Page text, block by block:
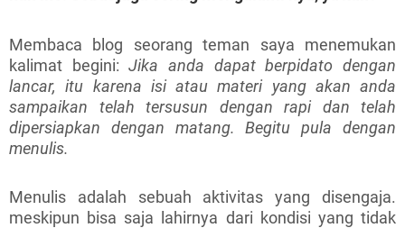
Membaca blog seorang teman saya menemukan
kalimat begini:Jika anda dapat berpidato dengan
lancar, itu karena isi atau materi yang akan anda
sampaikan telah tersusun dengan rapi dan telah
dipersiapkan dengan matang. Begitu pula dengan
menulis.
Menulis adalah sebuah aktivitas yang disengaja.
meskipun bisa saja lahirnya dari kondisi yang tidak